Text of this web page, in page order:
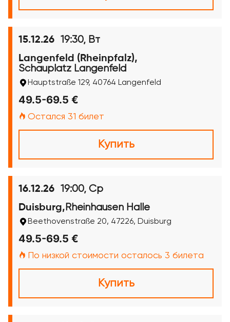
15.12.26 19:30, Вт
Langenfeld (Rheinpfalz),
Schauplatz Langenfeld
Hauptstraße 129, 40764 Langenfeld
49.5-69.5 €
Остался 31 билет
Купить
16.12.26 19:00, Ср
Duisburg, Rheinhausen Halle
Beethovenstraße 20, 47226, Duisburg
49.5-69.5 €
По низкой стоимости осталось 3 билета
Купить